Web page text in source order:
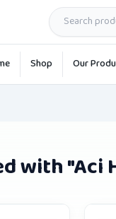
Shop Our
with "Aci